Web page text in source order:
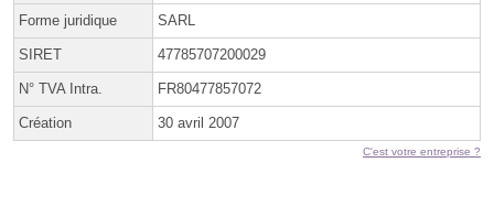
Forme juridique SARL
SIRET 47785707200029
N° TVA Intra. FR80477857072
Création 30 avril 2007
C'est votre entreprise ?